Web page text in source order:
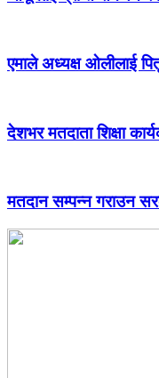
एमाले अध्यक्ष ओलीलाई
देशभर मतदाता शिक्षा
मतदान सम्पन्न गराउन